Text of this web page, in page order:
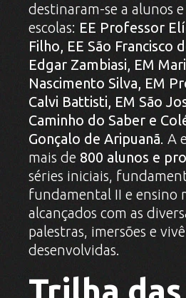
destinaram-se a alunos
escolas: EE Professor
Filho, EE São Francisco
Edgar Zambiasi, EM
Nascimento Silva, EM
Calvi Battisti, EM São
Caminho do Saber e
Gonçalo de Aripuanã. A
mais de 800 alunos e
séries iniciais,
fundamental II e ensino
alcançados com as
palestras, imersões e
desenvolvidas.